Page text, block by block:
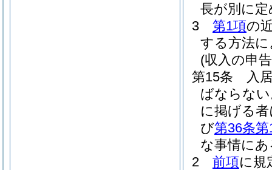
長が別に
3
第1項の
する方法
(収入の申
第15条
入
ばならな
に掲げる
び第36条第
な事情に
2
前項に規